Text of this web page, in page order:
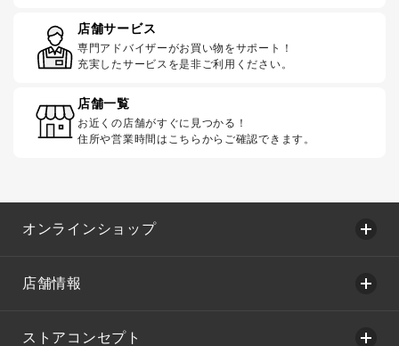
店舗サービス
専門アドバイザーがお買い物をサポート！
充実したサービスを是非ご利用ください。
店舗一覧
お近くの店舗がすぐに見つかる！
住所や営業時間はこちらからご確認できます。
オンラインショップ
店舗情報
ストアコンセプト